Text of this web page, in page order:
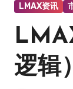
LMAX资讯
逻辑）